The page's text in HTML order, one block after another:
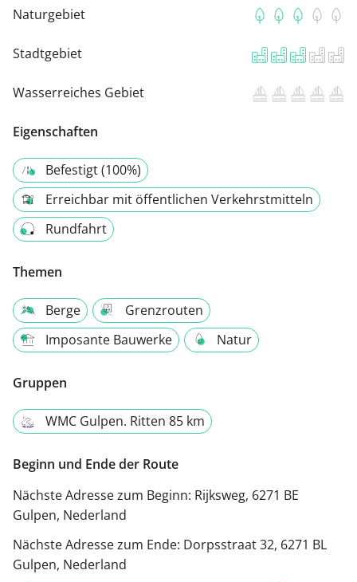
Naturgebiet
Stadtgebiet
Wasserreiches Gebiet
Eigenschaften
Befestigt (100%)
Erreichbar mit öffentlichen Verkehrstmitteln
Rundfahrt
Themen
Berge
Grenzrouten
Imposante Bauwerke
Natur
Gruppen
WMC Gulpen. Ritten 85 km
Beginn und Ende der Route
Nächste Adresse zum Beginn: Rijksweg, 6271 BE
Gulpen, Nederland
Nächste Adresse zum Ende: Dorpsstraat 32, 6271 BL
Gulpen, Nederland